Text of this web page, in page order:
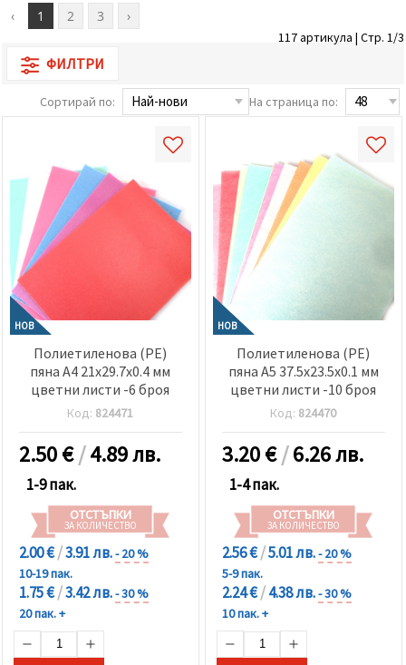
Можеш да
използваме
"бисквитки"
или да
посочиш
предпочитанията
си в
"Настройки",
като
избереш
дадения
вид
"бисквитки"
и кликнеш
"Запази"
Приеми
Настройки
бисквитките
‹ 1 2 3 ›
117 артикула | Стр. 1/3
ФИЛТРИ
Сортирай по: На страница по:
НОВ
Полиетиленова (PE)
пяна А4 21x29.7x0.4 мм
цветни листи -6 броя
Код: 824471
2.50€/4.89 лв.
1-9 пак.
ОТСТЪПКИ
ЗА КОЛИЧЕСТВО
2.00 €/3.91 лв.- 20 %
10-19 пак.
1.75 €/3.42 лв.- 30 %
20 пак. +
НОВ
Полиетиленова (PE)
пяна А5 37.5x23.5x0.1 мм
цветни листи -10 броя
Код: 824470
3.20€/6.26 лв.
1-4 пак.
ОТСТЪПКИ
ЗА КОЛИЧЕСТВО
2.56 €/5.01 лв.- 20 %
5-9 пак.
2.24 €/4.38 лв.- 30 %
10 пак. +